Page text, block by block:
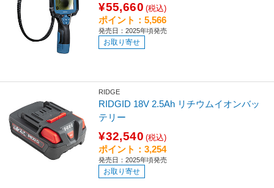
¥55,660 (税込)
ポイント：5,566
発売日：2025年頃発売
お取り寄せ
RIDGE
RIDGID 18V 2.5Ah リチウムイオンバッ
テリー
¥32,540 (税込)
ポイント：3,254
発売日：2025年頃発売
お取り寄せ